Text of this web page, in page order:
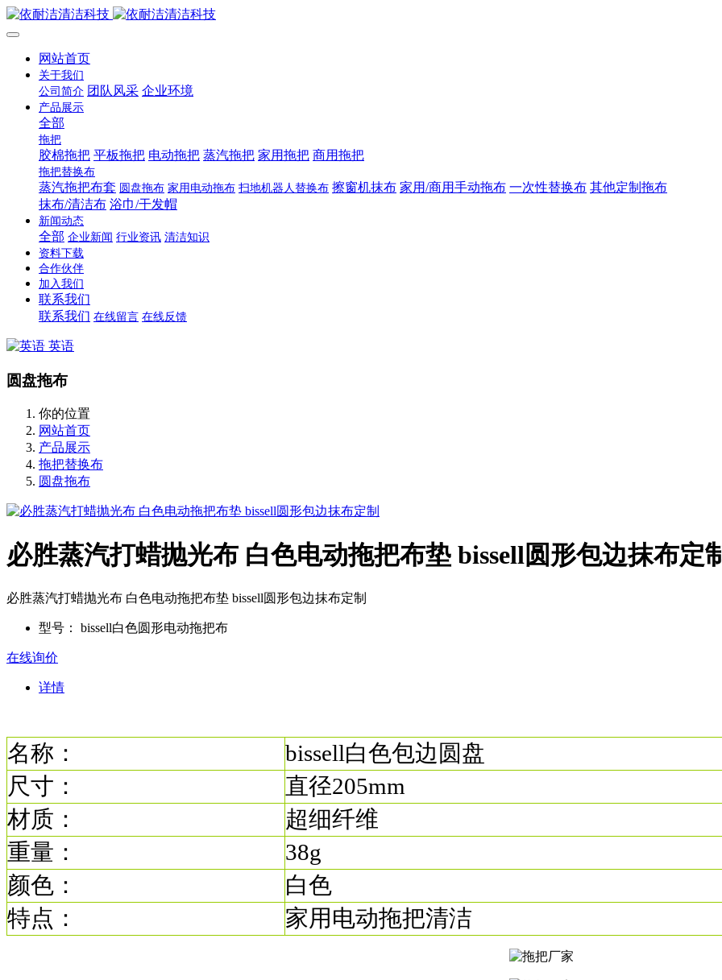
网站首页
关于我们
公司简介 团队风采 企业环境
产品展示
全部
拖把
胶棉拖把 平板拖把 电动拖把 蒸汽拖把 家用拖把 商用拖把
拖把替换布
蒸汽拖把布套 圆盘拖布 家用电动拖布 扫地机器人替换布 擦窗机抹布 家用/商用手动拖布 一次性替换布 其他定制拖布
抹布/清洁布 浴巾/干发帽
新闻动态
全部 企业新闻 行业资讯 清洁知识
资料下载
合作伙伴
加入我们
联系我们
联系我们 在线留言 在线反馈
英语
圆盘拖布
你的位置
网站首页
产品展示
拖把替换布
圆盘拖布
必胜蒸汽打蜡抛光布 白色电动拖把布垫 bissell圆形包边抹布定
必胜蒸汽打蜡抛光布 白色电动拖把布垫 bissell圆形包边抹布定制
型号： bissell白色圆形电动拖把布
在线询价
详情
名称：
bissell白色包边圆盘
尺寸：
直径205mm
材质：
超细纤维
重量：
38g
颜色：
白色
特点：
家用电动拖把清洁